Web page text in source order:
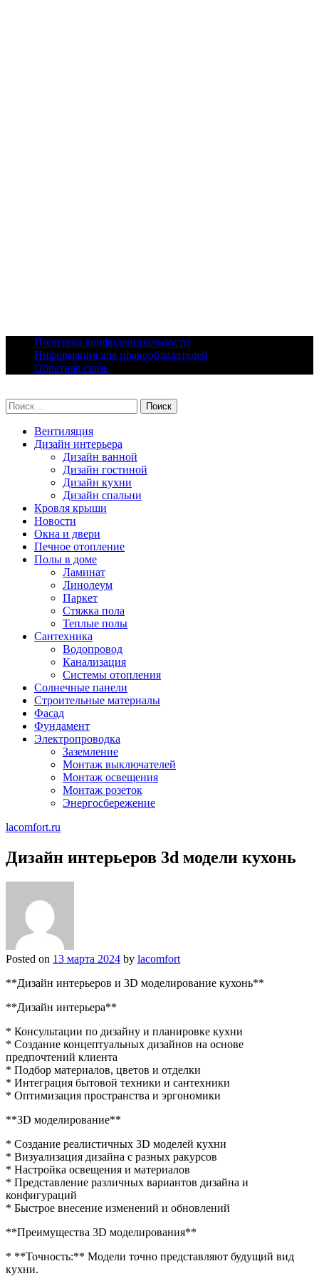
content
Политика конфиденциальности
Информация для правообладателей
Обратная связь
Найти:
Вентиляция
Дизайн интерьера
Дизайн ванной
Дизайн гостиной
Дизайн кухни
Дизайн спальни
Кровля крыши
Новости
Окна и двери
Печное отопление
Полы в доме
Ламинат
Линолеум
Паркет
Стяжка пола
Теплые полы
Сантехника
Водопровод
Канализация
Системы отопления
Солнечные панели
Строительные материалы
Фасад
Фундамент
Электропроводка
Заземление
Монтаж выключателей
Монтаж освещения
Монтаж розеток
Энергосбережение
lacomfort.ru
Дизайн интерьеров 3d модели кухонь
Posted on 13 марта 2024 by lacomfort
**Дизайн интерьеров и 3D моделирование кухонь**
**Дизайн интерьера**
* Консультации по дизайну и планировке кухни
* Создание концептуальных дизайнов на основе
предпочтений клиента
* Подбор материалов, цветов и отделки
* Интеграция бытовой техники и сантехники
* Оптимизация пространства и эргономики
**3D моделирование**
* Создание реалистичных 3D моделей кухни
* Визуализация дизайна с разных ракурсов
* Настройка освещения и материалов
* Представление различных вариантов дизайна и
конфигураций
* Быстрое внесение изменений и обновлений
**Преимущества 3D моделирования**
* **Точность:** Модели точно представляют будущий вид
кухни.